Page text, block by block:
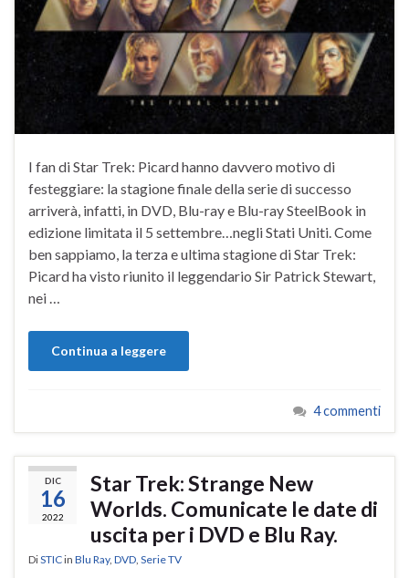
I fan di Star Trek: Picard hanno davvero motivo di
festeggiare: la stagione finale della serie di successo
arriverà, infatti, in DVD, Blu-ray e Blu-ray SteelBook in
edizione limitata il 5 settembre…negli Stati Uniti. Come
ben sappiamo, la terza e ultima stagione di Star Trek:
Picard ha visto riunito il leggendario Sir Patrick Stewart,
nei …
Continua a leggere
4 commenti
DIC
16
2022
Star Trek: Strange New
Worlds. Comunicate le date di
uscita per i DVD e Blu Ray.
DiSTICin Blu Ray, DVD, Serie TV